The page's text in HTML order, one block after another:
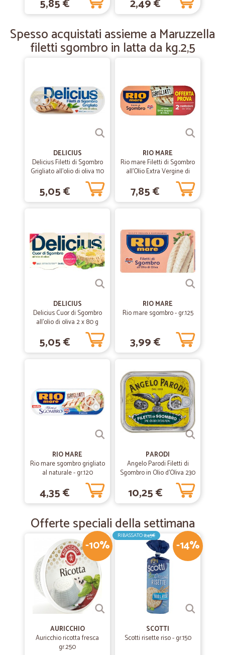
17/05/2019
Tutto perfetto
Tutto perfetto
5,85 € 2,49 €
Spesso acquistati assieme a Maruzzella
filetti sgombro in latta da kg.2,5
DELICIUS
Delicius Filetti di Sgombro
Grigliato all'olio di oliva 110
5,05 €
RIO MARE
Rio mare Filetti di Sgombro
all'Olio Extra Vergine di
Oliva Grigliati 2 x 120 g
7,85 €
DELICIUS
Delicius Cuor di Sgombro
all'olio di oliva 2 x 80 g
5,05 €
RIO MARE
Rio mare sgombro - gr.125
3,99 €
RIO MARE
Rio mare sgombro grigliato
al naturale - gr.120
4,35 €
PARODI
Angelo Parodi Filetti di
Sgombro in Olio d'Oliva 230
10,25 €
Offerte speciali della settimana
-10%
AURICCHIO
Auricchio ricotta fresca
gr.250
-14%
RIBASSATO2,45€
SCOTTI
Scotti risette riso - gr.150